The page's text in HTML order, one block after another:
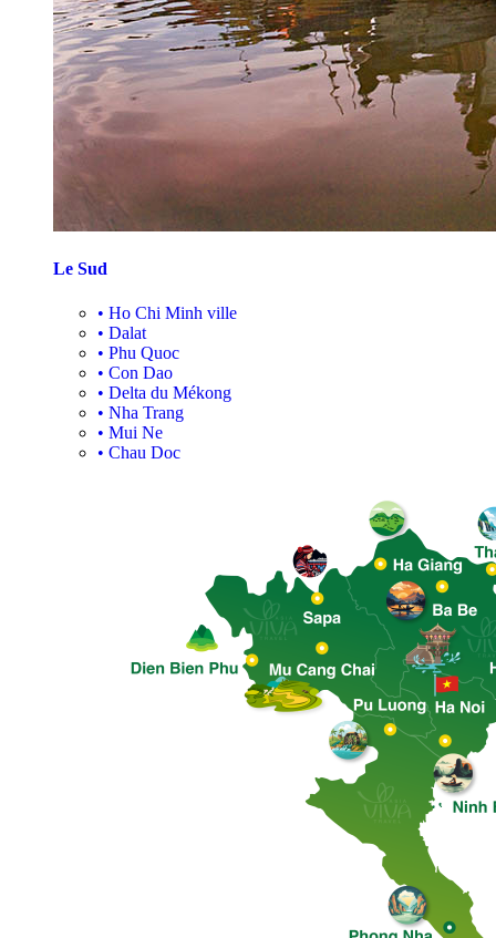
Le Sud
• Ho Chi Minh ville
• Dalat
• Phu Quoc
• Con Dao
• Delta du Mékong
• Nha Trang
• Mui Ne
• Chau Doc